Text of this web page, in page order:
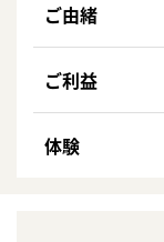
ご由緒
ご利益
体験